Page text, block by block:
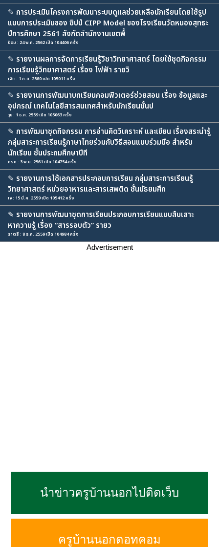
✎ การประเมินโครงการพัฒนาระบบดูแลช่วยเหลือนักเรียนโดยใช้รูป
แบบการประเมินของ ซิปป์ CIPP Model ของโรงเรียนวัดหนองสุทธะ
ปีการศึกษา 2561 สังกัดสำนักงานเขตพื้
ป้อม : 24 พ.ค. 2562 เปิด 104406 ครั้ง
✎ รายงานผลการจัดการเรียนรู้วิชาวิทยาศาสตร์ โดยใช้ชุดกิจกรรม
การเรียนรู้วิทยาศาสตร์ เรื่อง ไฟฟ้า รายวิ
เจ๊าะ : 1 ก.ย. 2560 เปิด 105011 ครั้ง
✎ รายงานการพัฒนาบทเรียนคอมพิวเตอร์ช่วยสอน เรื่อง ข้อมูลและ
อุปกรณ์ เทคโนโลยีสารสนเทศสำหรับนักเรียนชั้นป
วุธ : 1 ธ.ค. 2559 เปิด 105063 ครั้ง
✎ การพัฒนาชุดกิจกรรม การอ่านคิดวิเคราะห์ และเขียน เรื่องสระน่ารู้
กลุ่มสาระการเรียนรู้ภาษาไทยร่วมกับวิธีสอนแบบร่วมมือ สำหรับ
นักเรียน ชั้นประถมศึกษาปีที
กรด : 3 พ.ย. 2561 เปิด 104754 ครั้ง
✎ รายงานการใช้เอกสารประกอบการเรียน กลุ่มสาระการเรียนรู้
วิทยาศาสตร์ หน่วยอาหารและสารเสพติด ชั้นมัธยมศึก
เจ : 15 มี.ค. 2559 เปิด 105412 ครั้ง
✎ รายงานการพัฒนาชุดการเรียนประกอบการเรียนแบบสืบเสาะ
หาความรู้ เรื่อง “สารรอบตัว” รายว
ราตรี : 8 ธ.ค. 2559 เปิด 104984 ครั้ง
Advertisement
นำข่าวครูบ้านนอกไปติดเว็บ
ครูบ้านนอกดอทคอม